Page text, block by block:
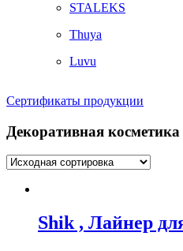
STALEKS
Thuya
Luvu
Сертификаты продукции
Декоративная косметика
Shik , Лайнер